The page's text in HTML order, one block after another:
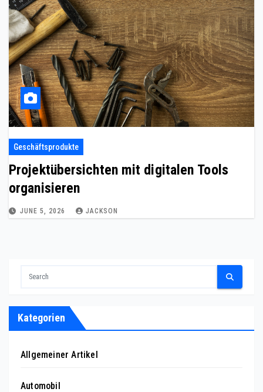
Geschäftsprodukte
Projektübersichten mit digitalen Tools
organisieren
JUNE 5, 2026 JACKSON
Kategorien
Allgemeiner Artikel
Automobil